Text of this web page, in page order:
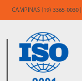
CAMPINAS (19) 3365-0030